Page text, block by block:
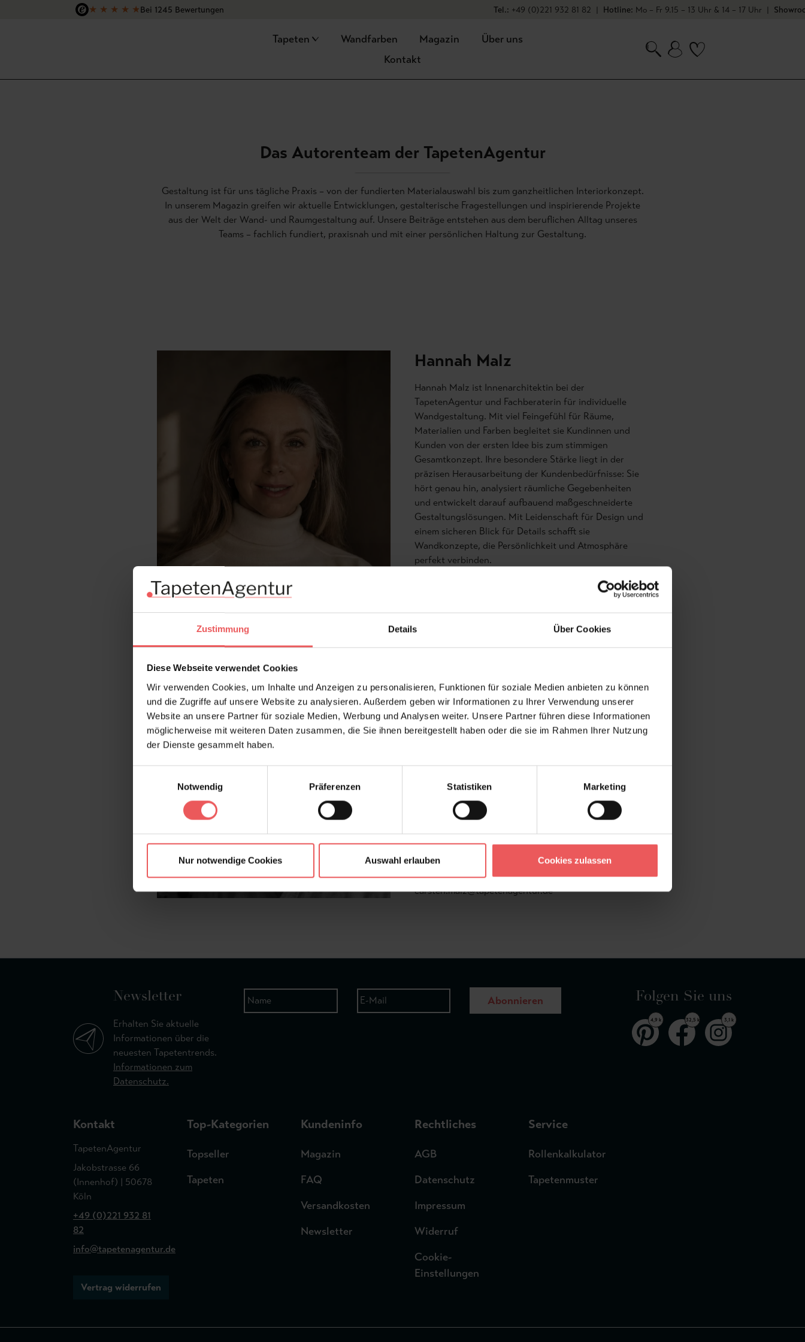
Zustimmung Details Über Cookies
Diese Webseite verwendet Cookies
Wir verwenden Cookies, um Inhalte und Anzeigen zu personalisieren, Funktionen für soziale Medien anbieten zu können
und die Zugriffe auf unsere Website zu analysieren. Außerdem geben wir Informationen zu Ihrer Verwendung unserer
Website an unsere Partner für soziale Medien, Werbung und Analysen weiter. Unsere Partner führen diese Informationen
möglicherweise mit weiteren Daten zusammen, die Sie ihnen bereitgestellt haben oder die sie im Rahmen Ihrer Nutzung
der Dienste gesammelt haben.
Notwendig
Präferenzen Statistiken Marketing
Nur notwendige Cookies Auswahl erlauben Cookies zulassen
Hauptinhalt springen
Zur Suche springen
Zur Hauptnavigation springen
★ ★ ★ ★ ★Bei 1245 Bewertungen Versandkostenfrei in Deutschland
Tel.: +49 (0)221 932 81 82 | Hotline: Mo – Fr 9.15 – 13 Uhr & 14 – 17 Uhr |
Tapeten Wandfarben Magazin
Über uns
Kontakt
Das Autorenteam der TapetenAgentur
Gestaltung ist für uns tägliche Praxis – von der fundierten Materialauswahl bis zum ganzheitlichen Interiorkonzept.
In unserem Magazin greifen wir aktuelle Entwicklungen, gestalterische Fragestellungen und inspirierende Projekte
aus der Welt der Wand- und Raumgestaltung auf. Unsere Beiträge entstehen aus dem beruflichen Alltag unseres
Teams – fachlich fundiert, praxisnah und mit einer persönlichen Haltung zur Gestaltung.
Hannah Malz
Hannah Malz ist Innenarchitektin bei der
TapetenAgentur und Fachberaterin für individuelle
Wandgestaltung. Mit viel Feingefühl für Räume,
Materialien und Farben begleitet sie Kundinnen und
Kunden von der ersten Idee bis zum stimmigen
Gesamtkonzept. Ihre besondere Stärke liegt in der
präzisen Herausarbeitung der Kundenbedürfnisse: Sie
hört genau hin, analysiert räumliche Gegebenheiten
und entwickelt darauf aufbauend maßgeschneiderte
Gestaltungslösungen. Mit Leidenschaft für Design und
einem sicheren Blick für Details schafft sie
Wandkonzepte, die Persönlichkeit und Atmosphäre
perfekt verbinden.
Carsten Malz
Carsten Malz ist seit 2003 Geschäftsführer und
Kundenberater der TapetenAgentur. Mit langjähriger
Leidenschaft für Gestaltung führt ihn regelmäßig auf
Messen und Ausstellungen in ganz Europa. Die dort
gewonnenen Impulse – auch jenseits klassischer
und in die konzeptionelle Arbeit ein.
Carsten Malz Inhaber & Berater +49 (0)221 932 81 82
carsten.malz@tapetenagentur.de
Newsletter
Erhalten Sie aktuelle
Informationen über die
neuesten Tapetentrends.
Informationen zum
Datenschutz.
Abonnieren Folgen Sie uns
4,9 k 32,5 k 3,1 k
Kontakt
TapetenAgentur
Jakobstrasse 66
(Innenhof) | 50678
Köln
+49 (0)221 932 81
82
info@tapetenagentur.de
Vertrag widerrufen
Top-Kategorien
Topseller
Tapeten
Kundeninfo
Magazin
FAQ
Versandkosten
Newsletter
Rechtliches
AGB
Datenschutz
Impressum
Widerruf
Cookie-
Einstellungen
Service
Rollenkalkulator
Tapetenmuster